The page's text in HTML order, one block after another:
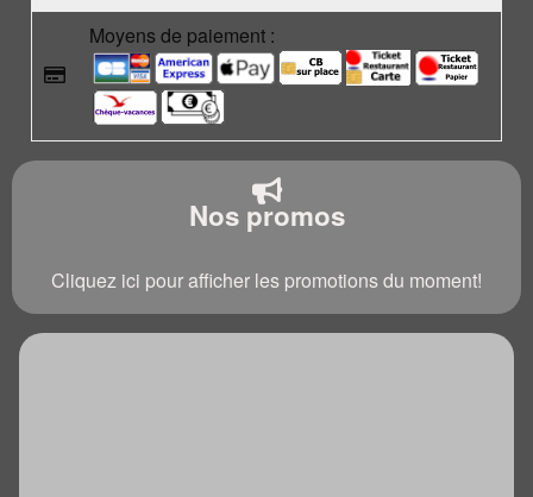
Moyens de paiement :
Nos promos
Cliquez ici pour afficher les promotions du moment!